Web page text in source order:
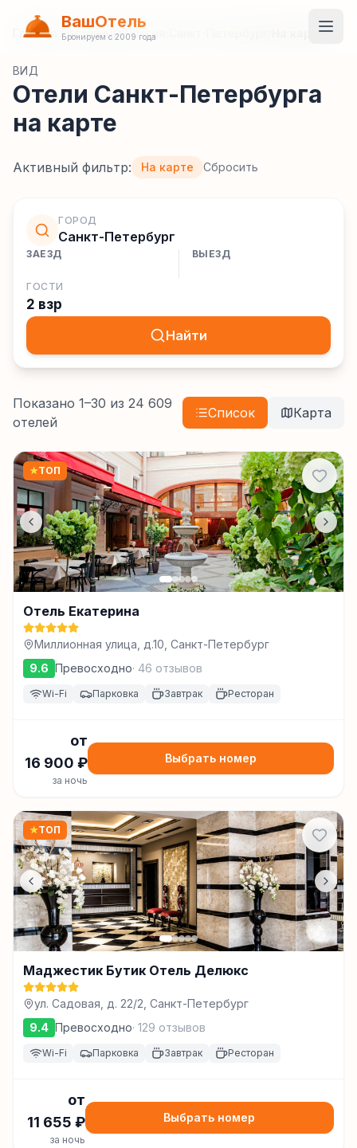
ВашОтель
Бронируем с 2009 года
Главная Гостиницы/Россия На карте
ВИД
Отели Санкт-Петербурга
на карте
Активный фильтр: На карте Сбросить
ГОРОД
Санкт-Петербург
ЗАЕЗД ВЫЕЗД
ГОСТИ
2 взр
Найти
Показано 1–30 из 24 609
отелей
Список Карта
★ТОП
Отель Екатерина
Миллионная улица, д.10, Санкт-Петербург
9.6 Превосходно· 46 отзывов
Wi-Fi Парковка Завтрак Ресторан
от
16 900 ₽
за ночь
Выбрать номер
★ТОП
Маджестик Бутик Отель Делюкс
ул. Садовая, д. 22/2, Санкт-Петербург
9.4 Превосходно· 129 отзывов
Wi-Fi Парковка Завтрак Ресторан
от
11 655 ₽
за ночь
Выбрать номер